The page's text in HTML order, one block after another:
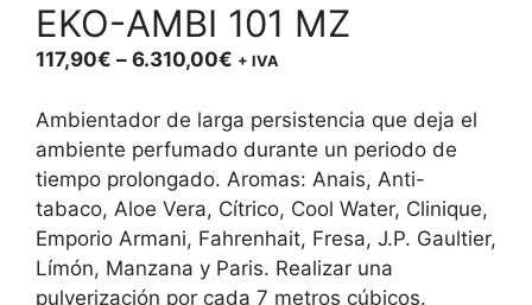
EKO-AMBI 101 MZ
117,90€ – 6.310,00€ Price
117,90€
through
6.310,00€
+ IVA
Ambientador de larga persistencia que deja el
ambiente perfumado durante un periodo de
tiempo prolongado. Aromas: Anais, Anti-
tabaco, Aloe Vera, Cítrico, Cool Water, Clinique,
Emporio Armani, Fahrenhait, Fresa, J.P. Gaultier,
Límón, Manzana y Paris. Realizar una
pulverización por cada 7 metros cúbicos.